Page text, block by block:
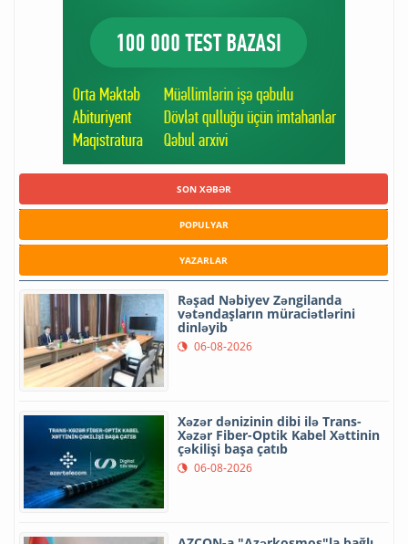
SON XƏBƏR
POPULYAR
YAZARLAR
Rəşad Nəbiyev Zəngilanda
vətəndaşların müraciətlərini
dinləyib
06-08-2026
Xəzər dənizinin dibi ilə Trans-
Xəzər Fiber-Optik Kabel Xəttinin
çəkilişi başa çatıb
06-08-2026